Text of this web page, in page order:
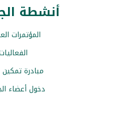
أنشطة
المؤتمرات
مبادرة تمكين
دخول أعضاء